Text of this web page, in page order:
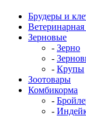
Брудеры и
Ветеринарная
Зерновые
Зерно
Крупы
Зоотовары
Комбикорма